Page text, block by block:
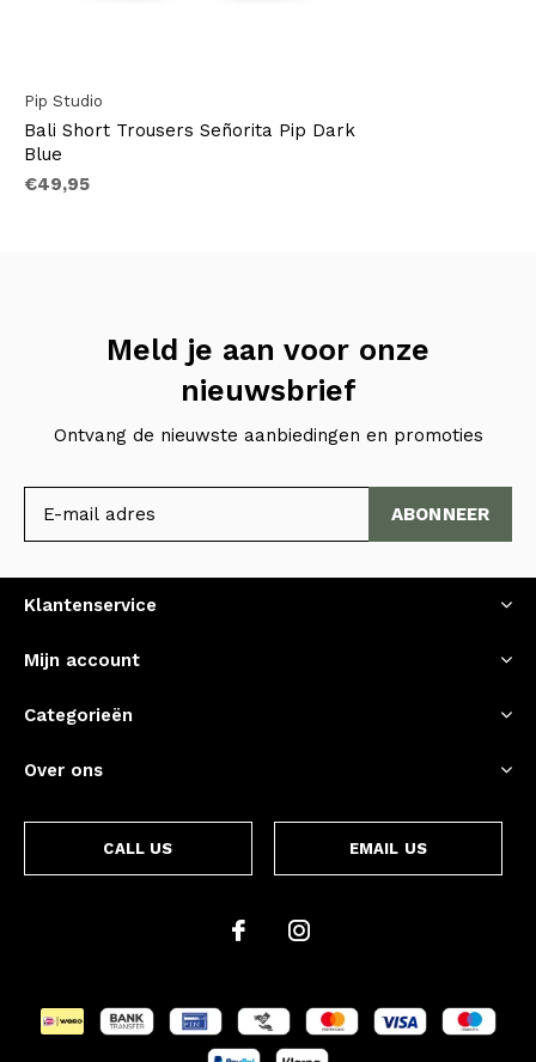
Pip Studio
Bali Short Trousers Señorita Pip Dark
Blue
€49,95
Meld je aan voor onze
nieuwsbrief
Ontvang de nieuwste aanbiedingen en promoties
ABONNEER
Klantenservice
Mijn account
Categorieën
Over ons
CALL US EMAIL US